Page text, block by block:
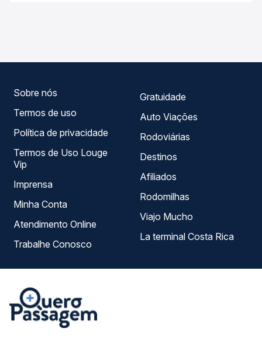
Sobre nós
Termos de uso
Política de privacidade
Termos de Uso Louge
Vip
Imprensa
Minha Conta
Atendimento Online
Trabalhe Conosco
Gratuidade
Auto Viações
Rodoviárias
Destinos
Afiliados
Rodomilhas
Viajo Mucho
La terminal Costa Rica